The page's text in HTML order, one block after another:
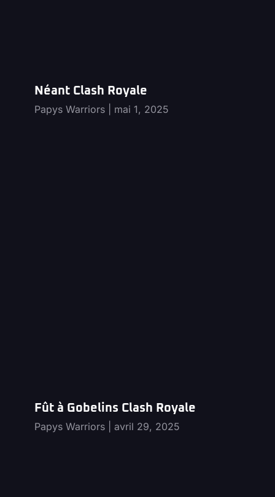
Néant Clash Royale
Papys Warriors
mai 1, 2025
Fût à Gobelins Clash Royale
Papys Warriors
avril 29, 2025